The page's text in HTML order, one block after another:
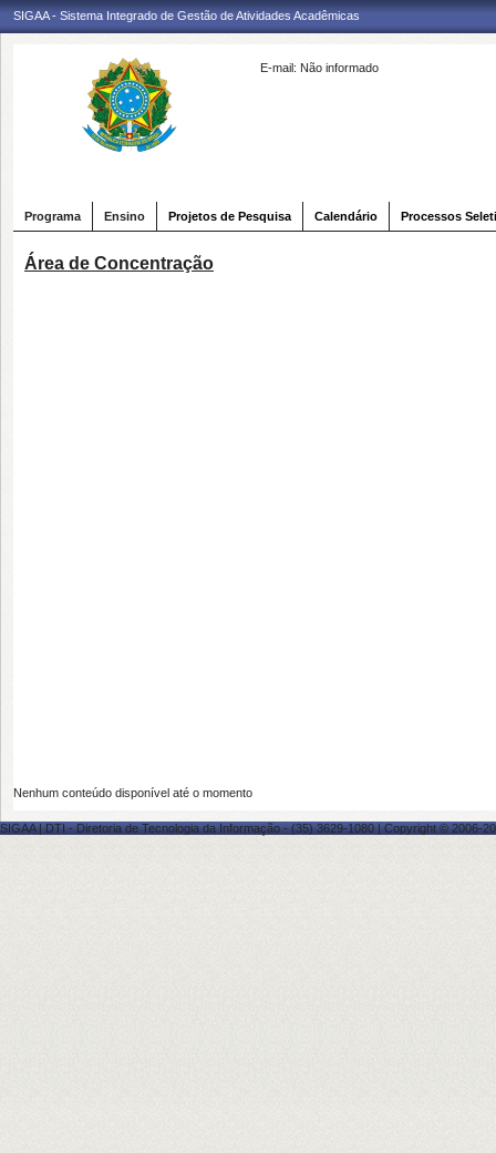
SIGAA - Sistema Integrado de Gestão de Atividades Acadêmicas
E-mail: Não informado
Programa Ensino Projetos de Pesquisa Calendário Processos
Área de Concentração
Nenhum conteúdo disponível até o momento
SIGAA | DTI - Diretoria de Tecnologia da Informação - (35) 3629-1080 | Copyright © 2006-